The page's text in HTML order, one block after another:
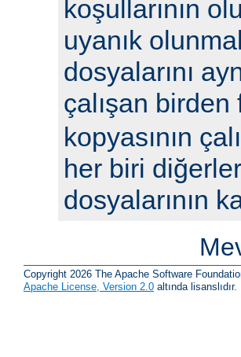
koşullarının
uyanık
dosyalarını
çalışan birden
kopyasının
her biri
dosyalarının
Copyright 2026 The Apache Software
Apache License, Version 2.0 altında lisanslıdır.